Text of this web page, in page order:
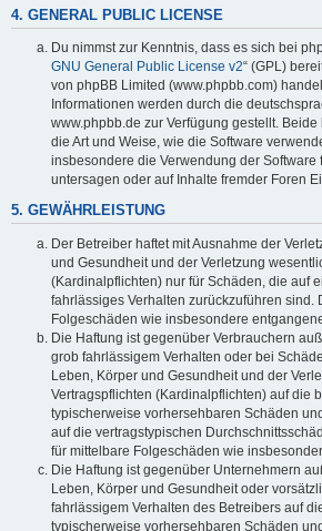
4. GENERAL PUBLIC LICENSE
Du nimmst zur Kenntnis, dass es sich bei
GNU General Public License v2“ (GPL)
von phpBB Limited (www.phpbb.com)
Informationen werden durch die
www.phpbb.de zur Verfügung gestellt.
die Art und Weise, wie die Software
insbesondere die Verwendung der Software
untersagen oder auf Inhalte fremder Foren
5. GEWÄHRLEISTUNG
Der Betreiber haftet mit Ausnahme der
und Gesundheit und der Verletzung
(Kardinalpflichten) nur für Schäden, die auf
fahrlässiges Verhalten zurückzuführen sind.
Folgeschäden wie insbesondere
Die Haftung ist gegenüber Verbrauchern
grob fahrlässigem Verhalten oder bei
Leben, Körper und Gesundheit und der
Vertragspflichten (Kardinalpflichten) auf die
typischerweise vorhersehbaren Schäden
auf die vertragstypischen
für mittelbare Folgeschäden wie
Die Haftung ist gegenüber Unternehmern
Leben, Körper und Gesundheit oder
fahrlässigem Verhalten des Betreibers auf
typischerweise vorhersehbaren Schäden